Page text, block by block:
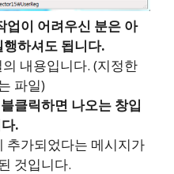
업이 어려우신 분은 아
하셔도 됩니다.
내용입니다. (지정한
파일)
클릭하면 나오는 창입
.
가되었다는 메시지가
것입니다.